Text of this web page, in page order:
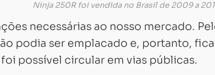
Ninja 250R foi vendida no Brasil de 2009 a
necessárias ao nosso mercado.
podia ser emplacado e, portanto,
possível circular em vias públicas.